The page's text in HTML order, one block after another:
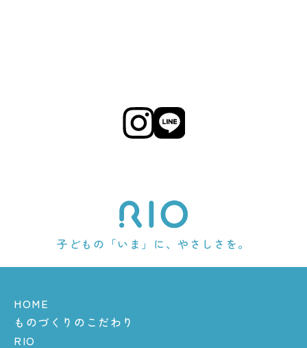
子どもの「いま」に、やさしさを。
HOME
ものづくりのこだわり
RIO